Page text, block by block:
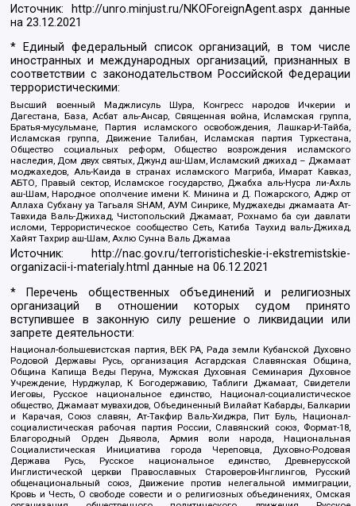
Источник: http://unro.minjust.ru/NKOForeignAgent.aspxданные
на23.12.2021
* Единый федеральный список организаций, в том числе
иностранных и международных организаций, признанных в
соответствии с законодательством Российской Федерации
террористическими:
Высший военный Маджлисуль Шура, Конгресс народов Ичкерии и
Дагестана, База, Асбат аль-Ансар, Священная война, Исламская группа,
Братья-мусульмане, Партия исламского освобождения, Лашкар-И-Тайба,
Исламская группа, Движение Талибан, Исламская партия Туркестана,
Общество социальных реформ, Общество возрождения исламского
наследия, Дом двух святых, Джунд аш-Шам, Исламский джихад – Джамаат
моджахедов, Аль-Каида в странах исламского Магриба, Имарат Кавказ,
АБТО, Правый сектор, Исламское государство, Джабха аль-Нусра ли-Ахль
аш-Шам, Народное ополчение имени К. Минина и Д. Пожарского, Аджр от
Аллаха Субхану уа Тагьаля SHAM, АУМ Синрике, Муджахеды джамаата Ат-
Тавхида Валь-Джихад, Чистопольский Джамаат, Рохнамо ба суи давлати
исломи, Террористическое сообщество Сеть, Катиба Таухид валь-Джихад,
Хайят Тахрир аш-Шам, Ахлю Сунна Валь Джамаа
Источник:
http://nac.gov.ru/terroristicheskie-i-ekstremistskie-
organizacii-i-materialy.html данные на06.12.2021
* Перечень общественных объединений и религиозных
организаций в отношении которых судом принято
вступившее в законную силу решение о ликвидации или
запрете деятельности:
Национал-большевистская партия, ВЕК РА, Рада земли Кубанской Духовно
Родовой Державы Русь, организация Асгардская Славянская Община,
Община Капища Веды Перуна, Мужская Духовная Семинария Духовное
Учреждение, Нурджулар, К Богодержавию, Таблиги Джамаат, Свидетели
Иеговы, Русское национальное единство, Национал-социалистическое
общество, Джамаат мувахидов, Объединенный Вилайат Кабарды, Балкарии
и Карачая, Союз славян, Ат-Такфир Валь-Хиджра, Пит Буль, Национал-
социалистическая рабочая партия России, Славянский союз, Формат-18,
Благородный Орден Дьявола, Армия воли народа, Национальная
Социалистическая Инициатива города Череповца, Духовно-Родовая
Держава Русь, Русское национальное единство, Древнерусской
Инглистической церкви Православных Староверов-Инглингов, Русский
общенациональный союз, Движение против нелегальной иммиграции,
Кровь и Честь, О свободе совести и о религиозных объединениях, Омская